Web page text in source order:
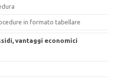
in formato tabellare
vantaggi economici